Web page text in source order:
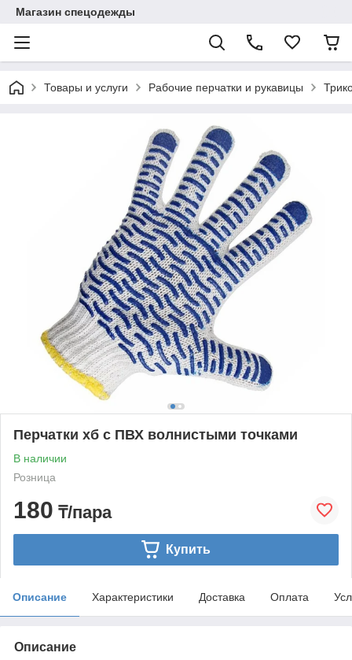
Магазин спецодежды
Товары и услуги Рабочие перчатки и рукавицы
Перчатки хб с ПВХ волнистыми точками
В наличии
Розница
180 ₸/пара
Купить
Описание Характеристики Доставка Оплата
Описание